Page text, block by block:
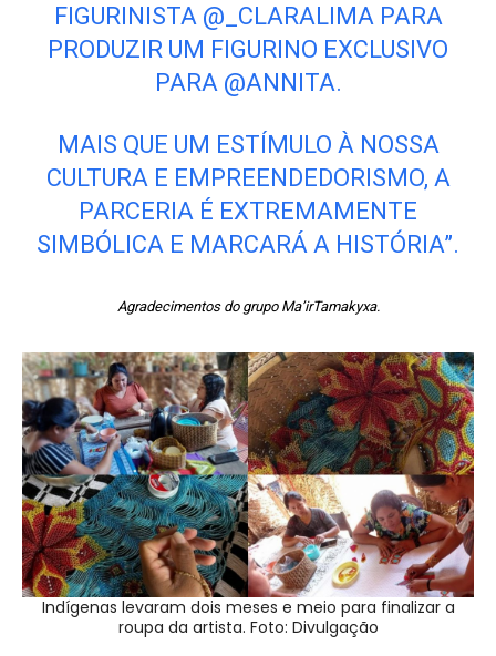
FIGURINISTA @_CLARALIMA PARA
PRODUZIR UM FIGURINO EXCLUSIVO
PARA @ANNITA.
MAIS QUE UM ESTÍMULO À NOSSA
CULTURA E EMPREENDEDORISMO, A
PARCERIA É EXTREMAMENTE
SIMBÓLICA E MARCARÁ A HISTÓRIA”.
Agradecimentos do grupo Ma’irTamakyxa.
Indígenas levaram dois meses e meio para finalizar a
roupa da artista. Foto: Divulgação